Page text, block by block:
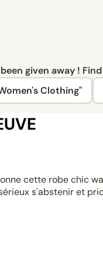
given away !
Clothing"
cette robe chic
s'abstenir et